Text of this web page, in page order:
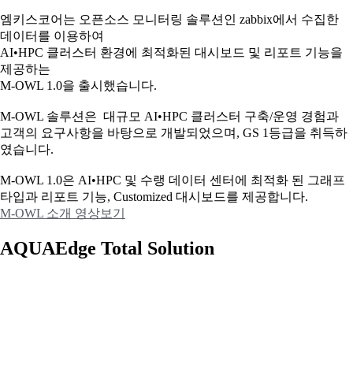
엠키스코어는 오픈소스 모니터링 솔루션인 zabbix에서 수집한
데이터를 이용하여
AI•HPC 클러스터 환경에 최적화된 대시보드 및 리포트 기능을
제공하는
M-OWL 1.0을 출시했습니다.
M-OWL 솔루션은 대규모 AI•HPC 클러스터 구축/운영 경험과
고객의 요구사항을 바탕으로 개발되었으며, GS 1등급을 취득하
였습니다.
M-OWL 1.0은 AI•HPC 및 수랭 데이터 센터에 최적화 된 그래프
타입과 리포트 기능, Customized 대시보드를 제공합니다.
M-OWL 소개 영상보기
AQUAEdge Total Solution